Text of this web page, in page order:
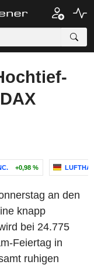
+0,98 %
an den
knapp
bei 24.775
Feiertag in
ruhigen